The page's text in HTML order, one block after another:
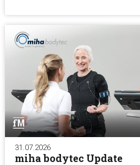
31.07.2026
miha bodytec Update